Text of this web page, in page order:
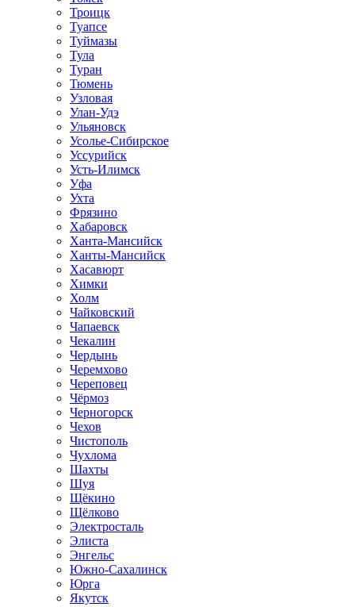
Троицк
Туапсе
Туймазы
Тула
Туран
Тюмень
Узловая
Улан-Удэ
Ульяновск
Усолье-Сибирское
Уссурийск
Усть-Илимск
Уфа
Ухта
Фрязино
Хабаровск
Ханта-Мансийск
Ханты-Мансийск
Хасавюрт
Химки
Холм
Чайковский
Чапаевск
Чекалин
Чердынь
Черемхово
Череповец
Чёрмоз
Черногорск
Чехов
Чистополь
Чухлома
Шахты
Шуя
Щёкино
Щёлково
Электросталь
Элиста
Энгельс
Южно-Сахалинск
Юрга
Якутск